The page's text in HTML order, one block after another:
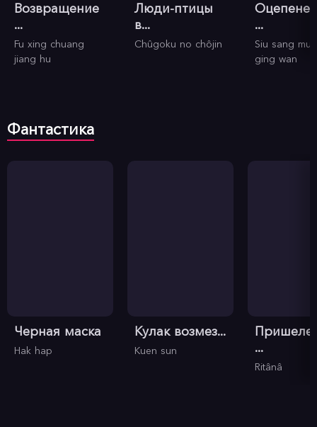
Возвращение
...
Fu xing chuang
jiang hu
Люди-птицы
в...
Chûgoku no chôjin
...
Siu sang
ging wan
Фантастика
Черная маска
Hak hap
Кулак возмез...
Kuen sun
...
Ritânâ